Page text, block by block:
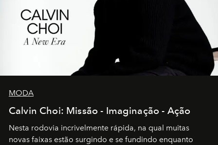
MODA
Calvin Choi: Missão - Imaginação - Ação
Nesta rodovia incrivelmente rápida, na qual muitas
novas faixas estão surgindo e se fundindo enquanto